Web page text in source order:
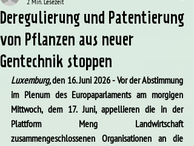
Deregulierung und Patentierung
von Pflanzen aus neuer
Gentechnik stoppen
Luxemburg, den 16. Juni 2026 - Vor der Abstimmung
im Plenum des Europaparlaments am morgigen
Mittwoch, dem 17. Juni, appellieren die in der
Plattform Meng Landwirtschaft
zusammengeschlossenen Organisationen an die